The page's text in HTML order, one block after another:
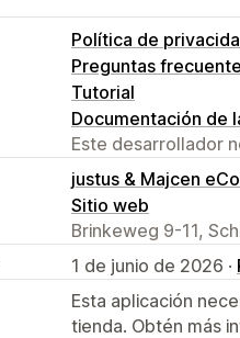
Política de
Preguntas
Tutorial
Documentación de
Este desarrollador
justus & Majcen
Sitio web
Brinkeweg 9-11,
1 de junio de 2026 ·
Esta aplicación
tienda. Obtén más